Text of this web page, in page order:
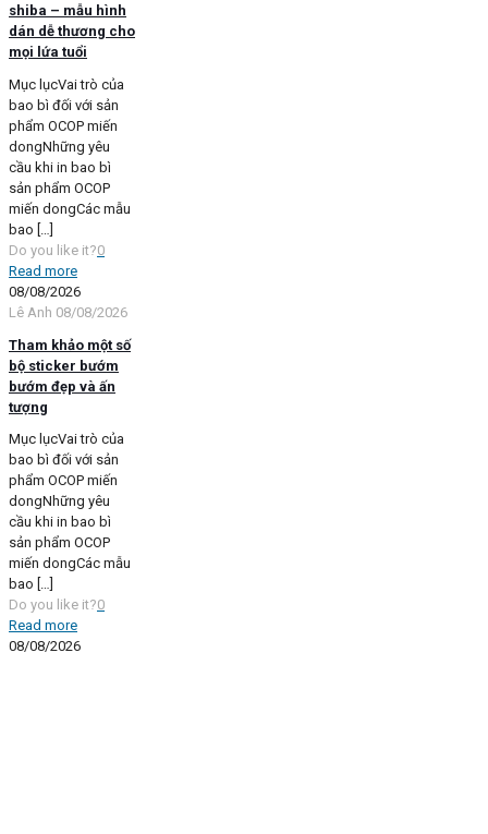
shiba – mẫu hình
dán dễ thương cho
mọi lứa tuổi
Mục lụcVai trò của
bao bì đối với sản
phẩm OCOP miến
dongNhững yêu
cầu khi in bao bì
sản phẩm OCOP
miến dongCác mẫu
bao
Do you like it?0
Read more
08/08/2026
Lê Anh 08/08/2026
Tham khảo một số
bộ sticker bướm
bướm đẹp và ấn
tượng
Mục lụcVai trò của
bao bì đối với sản
phẩm OCOP miến
dongNhững yêu
cầu khi in bao bì
sản phẩm OCOP
miến dongCác mẫu
bao […]
Do you like it?0
Read more
08/08/2026